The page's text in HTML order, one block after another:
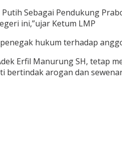
Sebagai Pendukung
ini,”ujar Ketum LMP
hukum terhadap
Erfil Manurung SH, tetap
bertindak arogan dan